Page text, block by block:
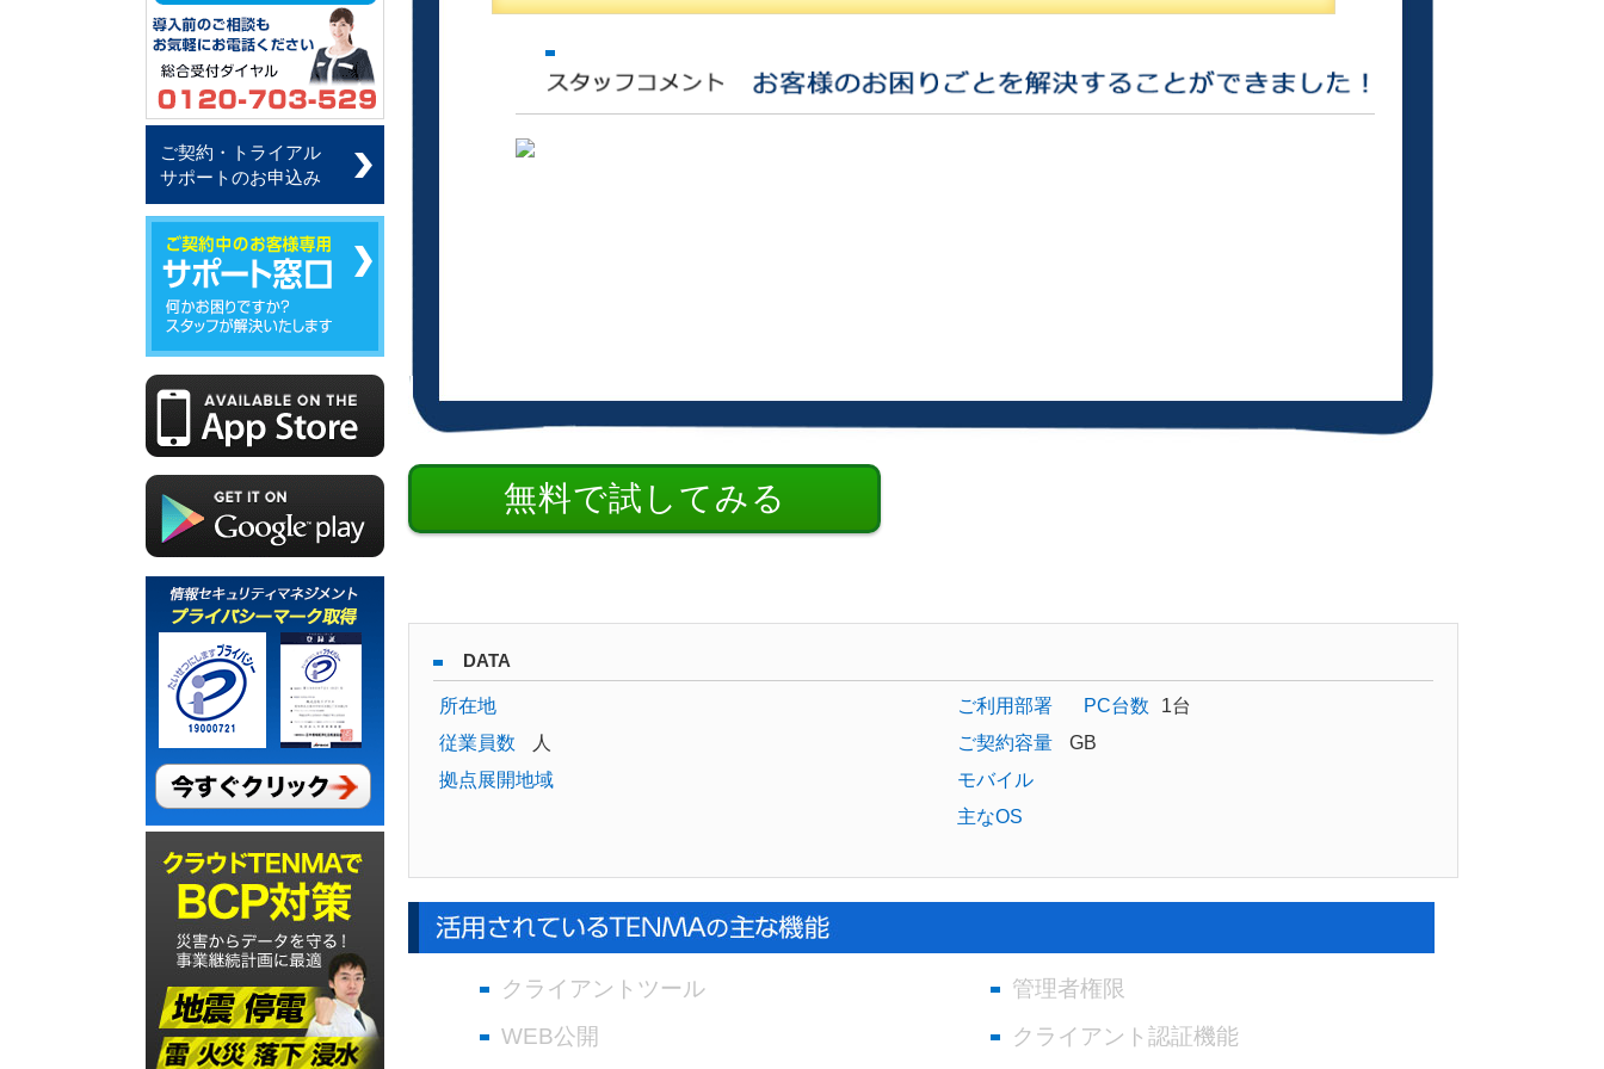
無料で試してみる
DATA
所在地
従業員数
人
拠点展開地域
ご利用部署 PC台数
1台
ご契約容量
GB
モバイル
主なOS
クライアントツール
管理者権限
WEB公開
クライアント認証機能
ご契約・トライアル
サポートのお申込み